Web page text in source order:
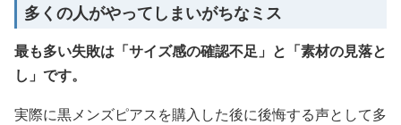
多くの人がやってしまいがちなミス
最も多い失敗は「サイズ感の確認不足」と「素材の見落と
し」です。
実際に黒メンズピアスを購入した後に後悔する声として多